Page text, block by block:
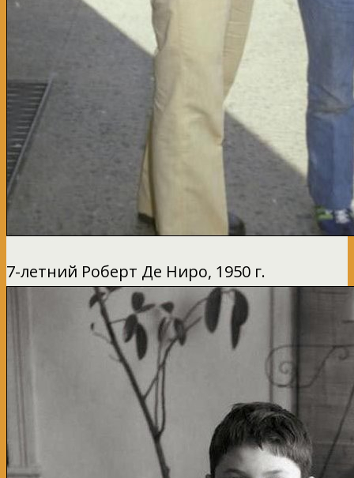
7-летний Роберт Де Ниро, 1950 г.